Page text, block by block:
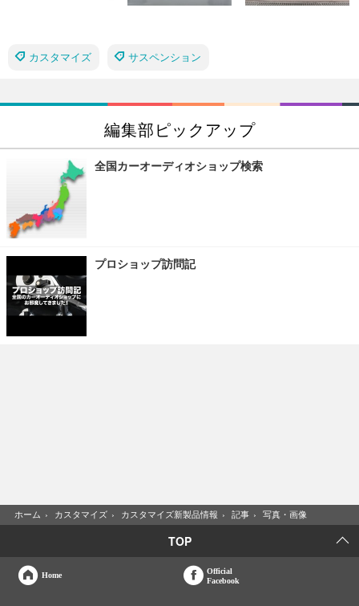
カスタマイズ サスペンション
編集部ピックアップ
全国カーオーディオショップ検索
プロショップ訪問記
ホーム › カスタマイズ › カスタマイズ新製品情報 › 記事 › 写真・画像
TOP
Home
Official
Facebook